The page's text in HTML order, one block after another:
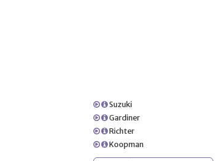
Suzuki
Gardiner
Richter
Koopman